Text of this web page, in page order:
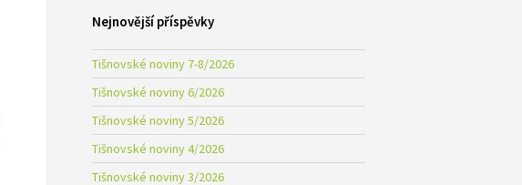
Nejnovější příspěvky
Tišnovské noviny 7-8/2026
Tišnovské noviny 6/2026
Tišnovské noviny 5/2026
Tišnovské noviny 4/2026
Tišnovské noviny 3/2026